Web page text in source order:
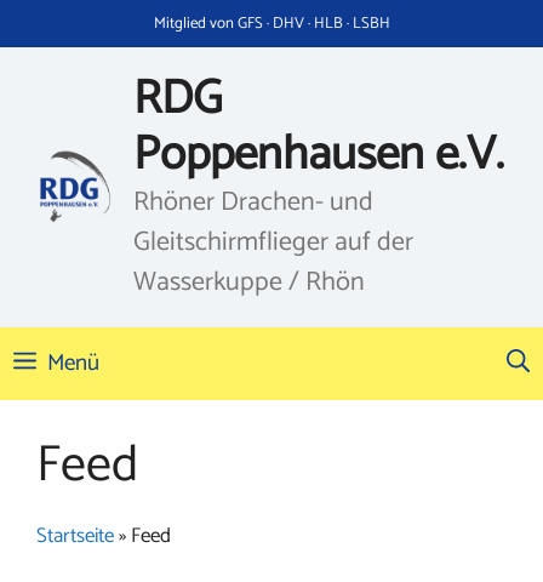
Inhalt
Mitglied von GFS · DHV · HLB · LSBH
RDG
Poppenhausen e.V.
Rhöner Drachen- und
Gleitschirmflieger auf der
Wasserkuppe / Rhön
Menü
Feed
Startseite»Feed